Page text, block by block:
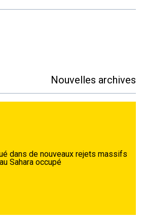
Nouvelles archives
dans de nouveaux rejets massifs
au Sahara occupé